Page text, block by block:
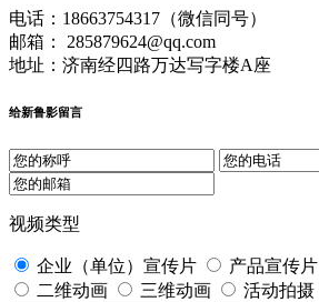
电话：18663754317（微信同号）
邮箱： 285879624@qq.com
地址：济南经四路万达写字楼A座
给新鲁影留言
视频类型
企业（单位）宣传片 产品宣传片
二维动画
三维动画 活动拍摄